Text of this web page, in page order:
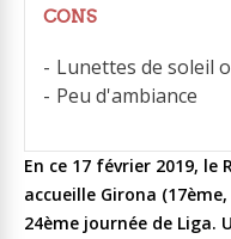
CONS
Lunettes de soleil
Peu d'ambiance
En ce 17 février 2019, le
accueille Girona
24ème journée de Liga.